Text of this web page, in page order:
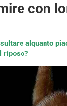
con
alquanto
riposo?